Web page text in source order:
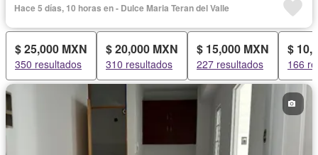
Hace 5 días, 10 horas en - Dulce Maria Teran del Valle
$ 25,000 MXN
350 resultados
$ 20,000 MXN
310 resultados
$ 15,000 MXN
227 resultados
$
166